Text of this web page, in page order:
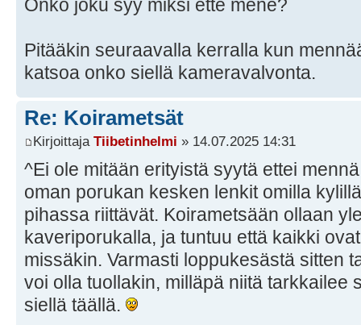
Onko joku syy miksi ette mene?
Pitääkin seuraavalla kerralla kun
katsoa onko siellä kameravalvonta.
Re: Koirametsät
Kirjoittaja Tiibetinhelmi » 14.07.2025 14:31
^Ei ole mitään erityistä syytä ettei
oman porukan kesken lenkit omilla
pihassa riittävät. Koirametsään ollaan
kaveriporukalla, ja tuntuu että kaikki
missäkin. Varmasti loppukesästä sitten
voi olla tuollakin, milläpä niitä tarkkailee
siellä täällä.